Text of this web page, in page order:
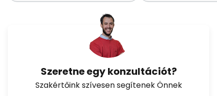
Szeretne egy konzultációt?
Szakértőink szívesen segítenek Önnek